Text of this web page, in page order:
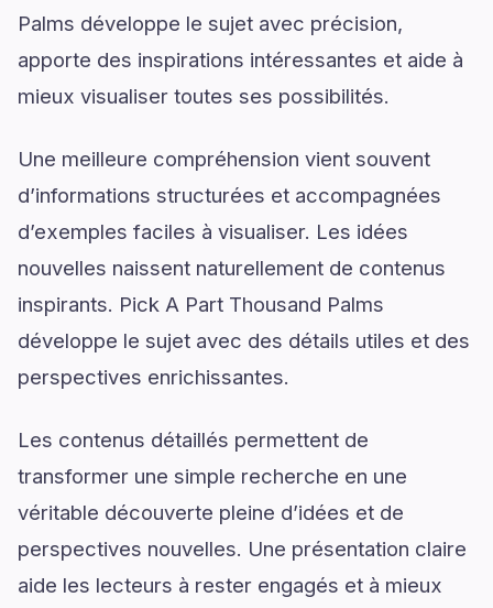
Palms développe le sujet avec précision,
apporte des inspirations intéressantes et aide à
mieux visualiser toutes ses possibilités.
Une meilleure compréhension vient souvent
d’informations structurées et accompagnées
d’exemples faciles à visualiser. Les idées
nouvelles naissent naturellement de contenus
inspirants. Pick A Part Thousand Palms
développe le sujet avec des détails utiles et des
perspectives enrichissantes.
Les contenus détaillés permettent de
transformer une simple recherche en une
véritable découverte pleine d’idées et de
perspectives nouvelles. Une présentation claire
aide les lecteurs à rester engagés et à mieux